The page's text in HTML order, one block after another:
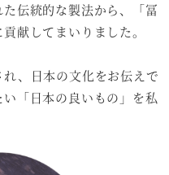
伝統的な製法から、「冨
献してまいりました。
、日本の文化をお伝えで
「日本の良いもの」を私